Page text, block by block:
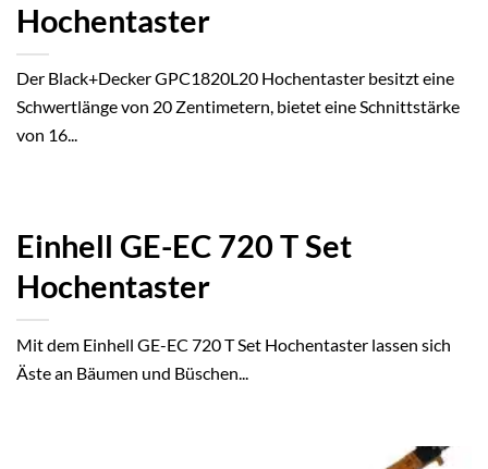
Hochentaster
Der Black+Decker GPC1820L20 Hochentaster besitzt eine
Schwertlänge von 20 Zentimetern, bietet eine Schnittstärke
von 16...
Einhell GE-EC 720 T Set
Hochentaster
Mit dem Einhell GE-EC 720 T Set Hochentaster lassen sich
Äste an Bäumen und Büschen...